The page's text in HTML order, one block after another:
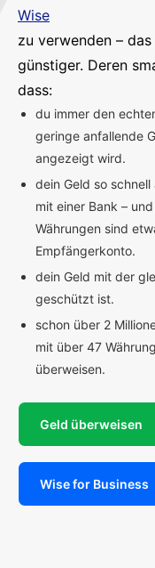
Wise
zu verwenden –
günstiger. Deren
dass:
du immer den
geringe anfallende
angezeigt wird.
dein Geld so
mit einer Bank –
Währungen sind
Empfängerkonto.
dein Geld mit der
geschützt ist.
schon über 2
mit über 47
überweisen.
Geld überweisen
Wise for Business